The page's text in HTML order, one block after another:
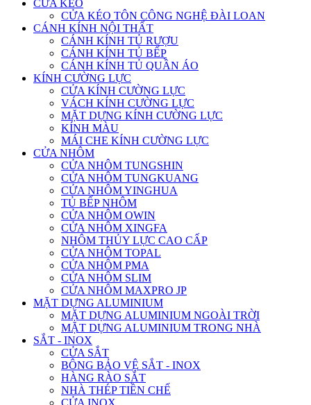
CỬA KÉO
CỬA KÉO TÔN CÔNG NGHỆ ĐÀI LOAN
CÁNH KÍNH NỘI THẤT
CÁNH KÍNH TỦ RƯỢU
CÁNH KÍNH TỦ BẾP
CÁNH KÍNH TỦ QUẦN ÁO
KÍNH CƯỜNG LỰC
CỬA KÍNH CƯỜNG LỰC
VÁCH KÍNH CƯỜNG LỰC
MẶT DỰNG KÍNH CƯỜNG LỰC
KÍNH MÀU
MÁI CHE KÍNH CƯỜNG LỰC
CỬA NHÔM
CỬA NHÔM TUNGSHIN
CỬA NHÔM TUNGKUANG
CỬA NHÔM YINGHUA
TỦ BẾP NHÔM
CỬA NHÔM OWIN
CỬA NHÔM XINGFA
NHÔM THỦY LỰC CAO CẤP
CỬA NHÔM TOPAL
CỬA NHÔM PMA
CỬA NHÔM SLIM
CỬA NHÔM MAXPRO JP
MẶT DỰNG ALUMINIUM
MẶT DỰNG ALUMINIUM NGOÀI TRỜI
MẶT DỰNG ALUMINIUM TRONG NHÀ
SẮT - INOX
CỬA SẮT
BÔNG BẢO VỆ SẮT - INOX
HÀNG RÀO SẮT
NHÀ THÉP TIỀN CHẾ